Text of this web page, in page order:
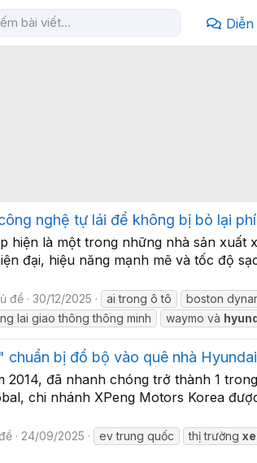
nghệ tự lái để không bị bỏ lại
hiện là một trong những nhà sản xuất
đại, hiệu năng mạnh mẽ và tốc độ
đề 30/12/2025 ai trong ô tô boston
lai giao thông thông minh waymo và
chuẩn bị đổ bộ vào quê nhà
2014, đã nhanh chóng trở thành 1
chi nhánh XPeng Motors Korea
24/09/2025 ev trung quốc thị trườngxe